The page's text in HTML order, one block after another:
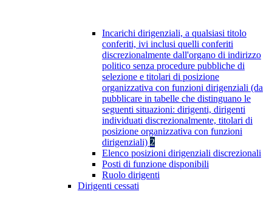
Incarichi dirigenziali, a qualsiasi titolo
conferiti, ivi inclusi quelli conferiti
discrezionalmente dall'organo di indirizzo
politico senza procedure pubbliche di
selezione e titolari di posizione
organizzativa con funzioni dirigenziali (da
pubblicare in tabelle che distinguano le
seguenti situazioni: dirigenti, dirigenti
individuati discrezionalmente, titolari di
posizione organizzativa con funzioni
dirigenziali) 2
Elenco posizioni dirigenziali discrezionali
Posti di funzione disponibili
Ruolo dirigenti
Dirigenti cessati